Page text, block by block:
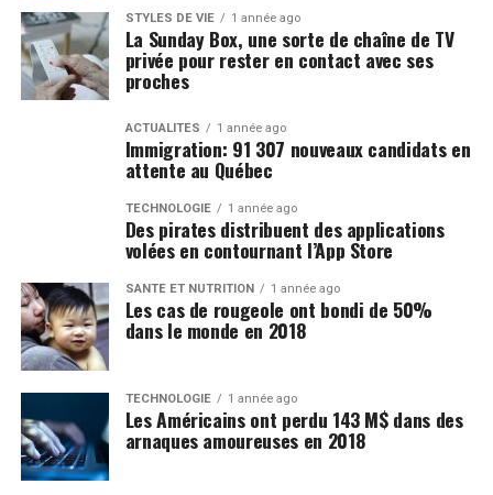
STYLES DE VIE 1 année ago
La Sunday Box, une sorte de chaîne de TV
privée pour rester en contact avec ses
proches
ACTUALITÉS 1 année ago
Immigration: 91 307 nouveaux candidats en
attente au Québec
TECHNOLOGIE 1 année ago
Des pirates distribuent des applications
volées en contournant l’App Store
SANTÉ ET NUTRITION 1 année ago
Les cas de rougeole ont bondi de 50%
dans le monde en 2018
TECHNOLOGIE 1 année ago
Les Américains ont perdu 143 M$ dans des
arnaques amoureuses en 2018